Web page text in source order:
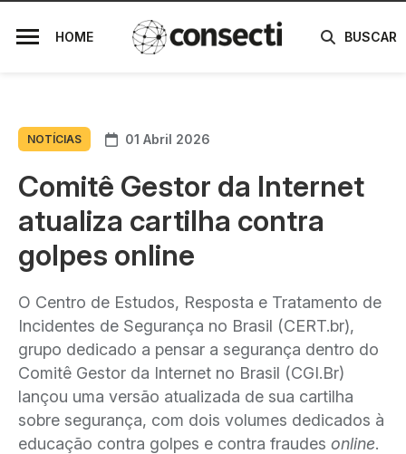
HOME BUSCAR
NOTÍCIAS 01 Abril 2026
Comitê Gestor da Internet
atualiza cartilha contra
golpes online
O Centro de Estudos, Resposta e Tratamento de
Incidentes de Segurança no Brasil (CERT.br),
grupo dedicado a pensar a segurança dentro do
Comitê Gestor da Internet no Brasil (CGI.Br)
lançou uma versão atualizada de sua cartilha
sobre segurança, com dois volumes dedicados à
educação contra golpes e contra fraudes online.